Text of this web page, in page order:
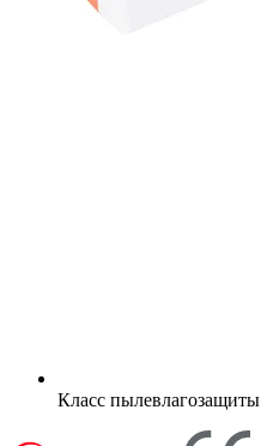
Класс пылевлагозащиты